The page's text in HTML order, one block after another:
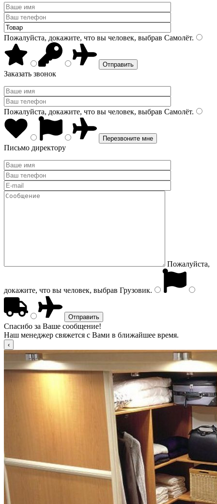
Пожалуйста, докажите, что вы человек, выбрав Самолёт.
Заказать звонок
Пожалуйста, докажите, что вы человек, выбрав Самолёт.
Письмо директору
Пожалуйста,
докажите, что вы человек, выбрав Грузовик.
Спасибо за Ваше сообщение!
Наш менеджер свяжется с Вами в ближайшее время.